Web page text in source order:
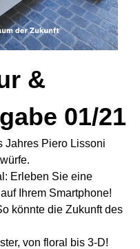
&
01/21
Jahres Piero Lissoni
Erleben Sie eine
Ihrem Smartphone!
könnte die Zukunft des
von floral bis 3-D!